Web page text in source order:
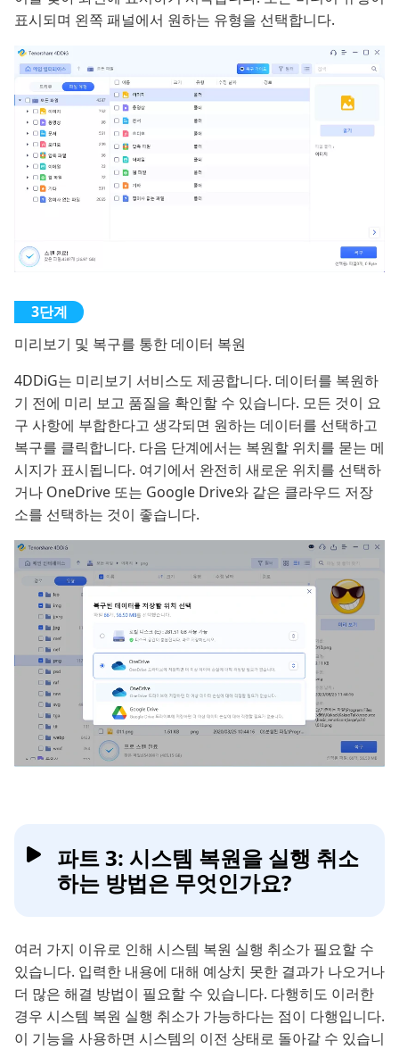
표시되며 왼쪽 패널에서 원하는 유형을 선택합니다.
미리보기 및 복구를 통한 데이터 복원
4DDiG는 미리보기 서비스도 제공합니다. 데이터를 복원하
기 전에 미리 보고 품질을 확인할 수 있습니다. 모든 것이 요
구 사항에 부합한다고 생각되면 원하는 데이터를 선택하고
복구를 클릭합니다. 다음 단계에서는 복원할 위치를 묻는 메
시지가 표시됩니다. 여기에서 완전히 새로운 위치를 선택하
거나 OneDrive 또는 Google Drive와 같은 클라우드 저장
소를 선택하는 것이 좋습니다.
파트 3: 시스템 복원을 실행 취소
하는 방법은 무엇인가요?
여러 가지 이유로 인해 시스템 복원 실행 취소가 필요할 수
있습니다. 입력한 내용에 대해 예상치 못한 결과가 나오거나
더 많은 해결 방법이 필요할 수 있습니다. 다행히도 이러한
경우 시스템 복원 실행 취소가 가능하다는 점이 다행입니다.
이 기능을 사용하면 시스템의 이전 상태로 돌아갈 수 있습니